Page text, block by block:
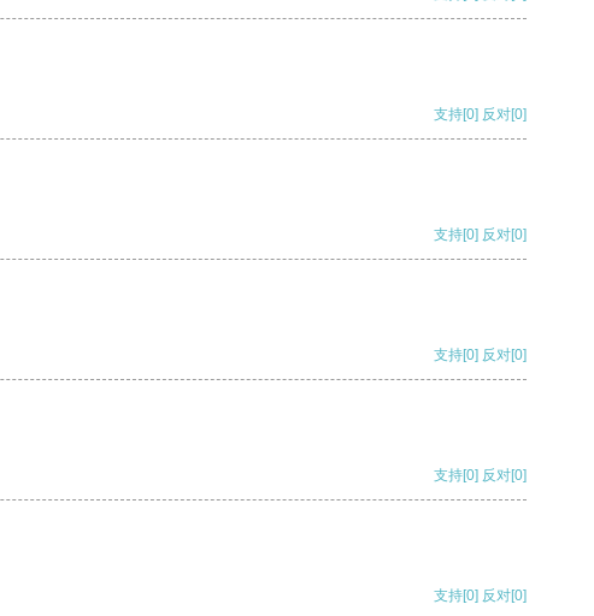
支持[0] 反对[0]
支持[0] 反对[0]
支持[0] 反对[0]
支持[0] 反对[0]
支持[0] 反对[0]